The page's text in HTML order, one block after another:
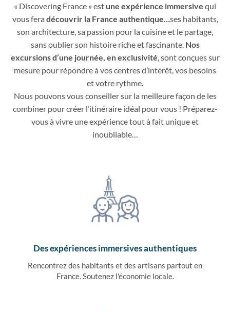
« Discovering France » est une expérience immersive qui
vous fera découvrir la France authentique…ses habitants,
son architecture, sa passion pour la cuisine et le partage,
sans oublier son histoire riche et fascinante. Nos
excursions d’une journée, en exclusivité, sont conçues sur
mesure pour répondre à vos centres d’intérêt, vos besoins
et votre rythme.
Nous pouvons vous conseiller sur la meilleure façon de les
combiner pour créer l’itinéraire idéal pour vous ! Préparez-
vous à vivre une expérience tout à fait unique et
inoubliable…
Des expériences immersives authentiques
Rencontrez des habitants et des artisans partout en
France. Soutenez l'économie locale.